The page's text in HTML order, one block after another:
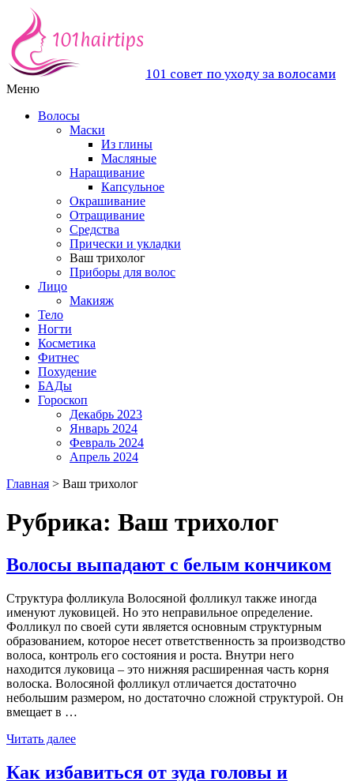
101 совет по уходу за волосами
Меню
Волосы
Маски
Из глины
Масляные
Наращивание
Капсульное
Окрашивание
Отращивание
Средства
Прически и укладки
Ваш трихолог
Приборы для волос
Лицо
Макияж
Тело
Ногти
Косметика
Фитнес
Похудение
БАДы
Гороскоп
Декабрь 2023
Январь 2024
Февраль 2024
Апрель 2024
Главная > Ваш трихолог
Рубрика: Ваш трихолог
Волосы выпадают с белым кончиком
Структура фолликула Волосяной фолликул также иногда
именуют луковицей. Но это неправильное определение.
Фолликул по своей сути является основным структурным
образованием, которое несет ответственность за производство
волоса, контроль его состояния и роста. Внутри него
находится луковица – это нижняя расширенная часть корня
волоска. Волосяной фолликул отличается достаточно
небольшим размером, но достаточно сложной структурой. Он
вмещает в …
Читать далее
Как избавиться от зуда головы и